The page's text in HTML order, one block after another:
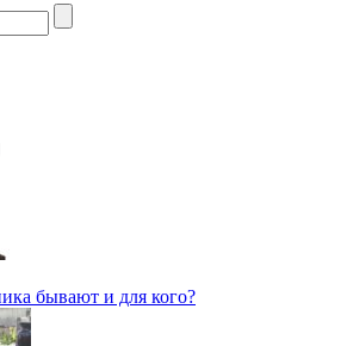
бывают и для кого?